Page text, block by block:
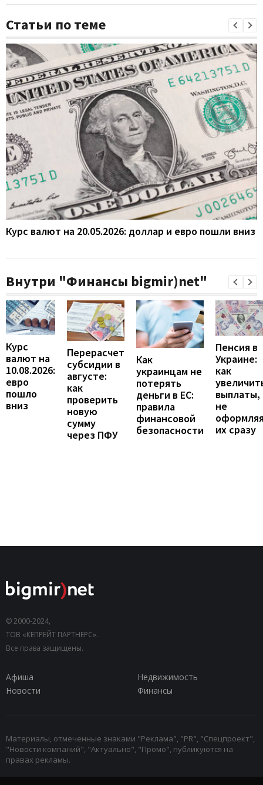
Статьи по теме
Курс валют на 20.05.2026: доллар и евро пошли вниз
Внутри "Финансы bigmir)net"
Курс
валют на
10.08.2026:
евро
пошло
вниз
Перерасчет
субсидии в
августе:
как
проверить
новую
сумму
через ПФУ
Как
украинцам не
потерять
деньги в ЕС:
правила
финансовой
безопасности
Пенсия в
Украине:
как
выплаты,
не
их сразу
© 2000-2024,
ТОВ «КЕПРЕЙТ ПАРТНЕРС».
Все права защищены.
Афиша
Недвижимость
Новости
Финансы
Материалы, отмеченные знаками "Реклама", "PR", "Спецпроект",
"Новости компаний", "Актуально", "Промо", публикуются на
правах рекламы.